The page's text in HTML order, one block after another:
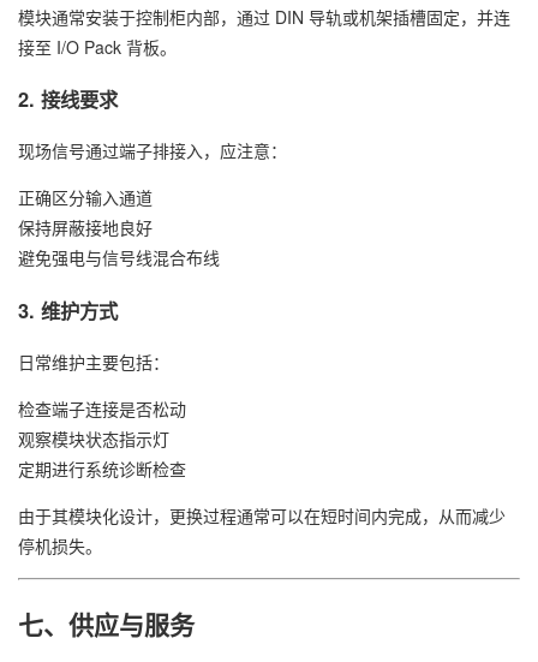
模块通常安装于控制柜内部，通过 DIN 导轨或机架插槽固定，并连
接至 I/O Pack 背板。
2. 接线要求
现场信号通过端子排接入，应注意：
正确区分输入通道
保持屏蔽接地良好
避免强电与信号线混合布线
3. 维护方式
日常维护主要包括：
检查端子连接是否松动
观察模块状态指示灯
定期进行系统诊断检查
由于其模块化设计，更换过程通常可以在短时间内完成，从而减少
停机损失。
七、供应与服务